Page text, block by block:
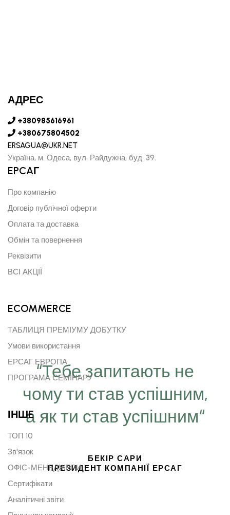
“Тебе запитають не
чому ти став успішним,
а як ти став успішним“
БЕКІР САРИ
ПРЕЗИДЕНТ КОМПАНІЇ ЕРСАГ
АДРЕС
+380985616961
+380675804502
ERSAGUA@UKR.NET
Україна, м. Одеса, вул. Райдужна, буд. 39.
EPCAГ
Про компанію
Договір публічної оферти
Оплата та доставка
Обмін та повернення
Реквізити
ВСІ АКЦІЇ
ECOMMERCE
ТАБЛИЦЯ ПРЕМІУМУ ДОБУТКУ
Умови використання
ЕРСАГ ЕВРОПА
ПРОГРАМА СЕМІНАРУ
ІНШE
ТОП 10
Зв'язок
ОФІС-МЕНЕДЖЕРИ
Сертифікати
Аналітичні звіти